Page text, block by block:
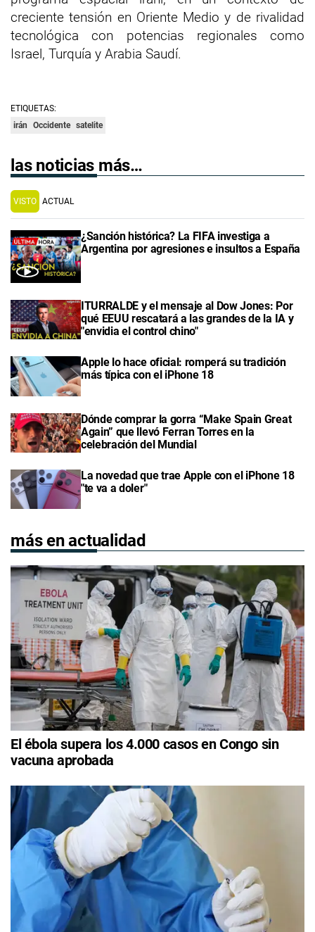
creciente tensión en Oriente Medio y de rivalidad
tecnológica con potencias regionales como
Israel, Turquía y Arabia Saudí.
ETIQUETAS:
irán
Occidente satelite
las noticias más…
VISTO ACTUAL
¿Sanción histórica? La FIFA investiga a
Argentina por agresiones e insultos a España
ITURRALDE y el mensaje al Dow Jones: Por
qué EEUU rescatará a las grandes de la IA y
"envidia el control chino"
Apple lo hace oficial: romperá su tradición
más típica con el iPhone 18
Dónde comprar la gorra “Make Spain Great
Again” que llevó Ferran Torres en la
celebración del Mundial
La novedad que trae Apple con el iPhone 18
"te va a doler"
más en actualidad
El ébola supera los 4.000 casos en Congo sin
vacuna aprobada